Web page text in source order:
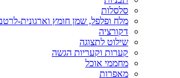
סלסלות
מלח ופלפל, שמן חומץ וארגונית-
דקורציה
שילוט לתצוגה
קערות וקעריות הגשה
מחממי אוכל
מאפרות